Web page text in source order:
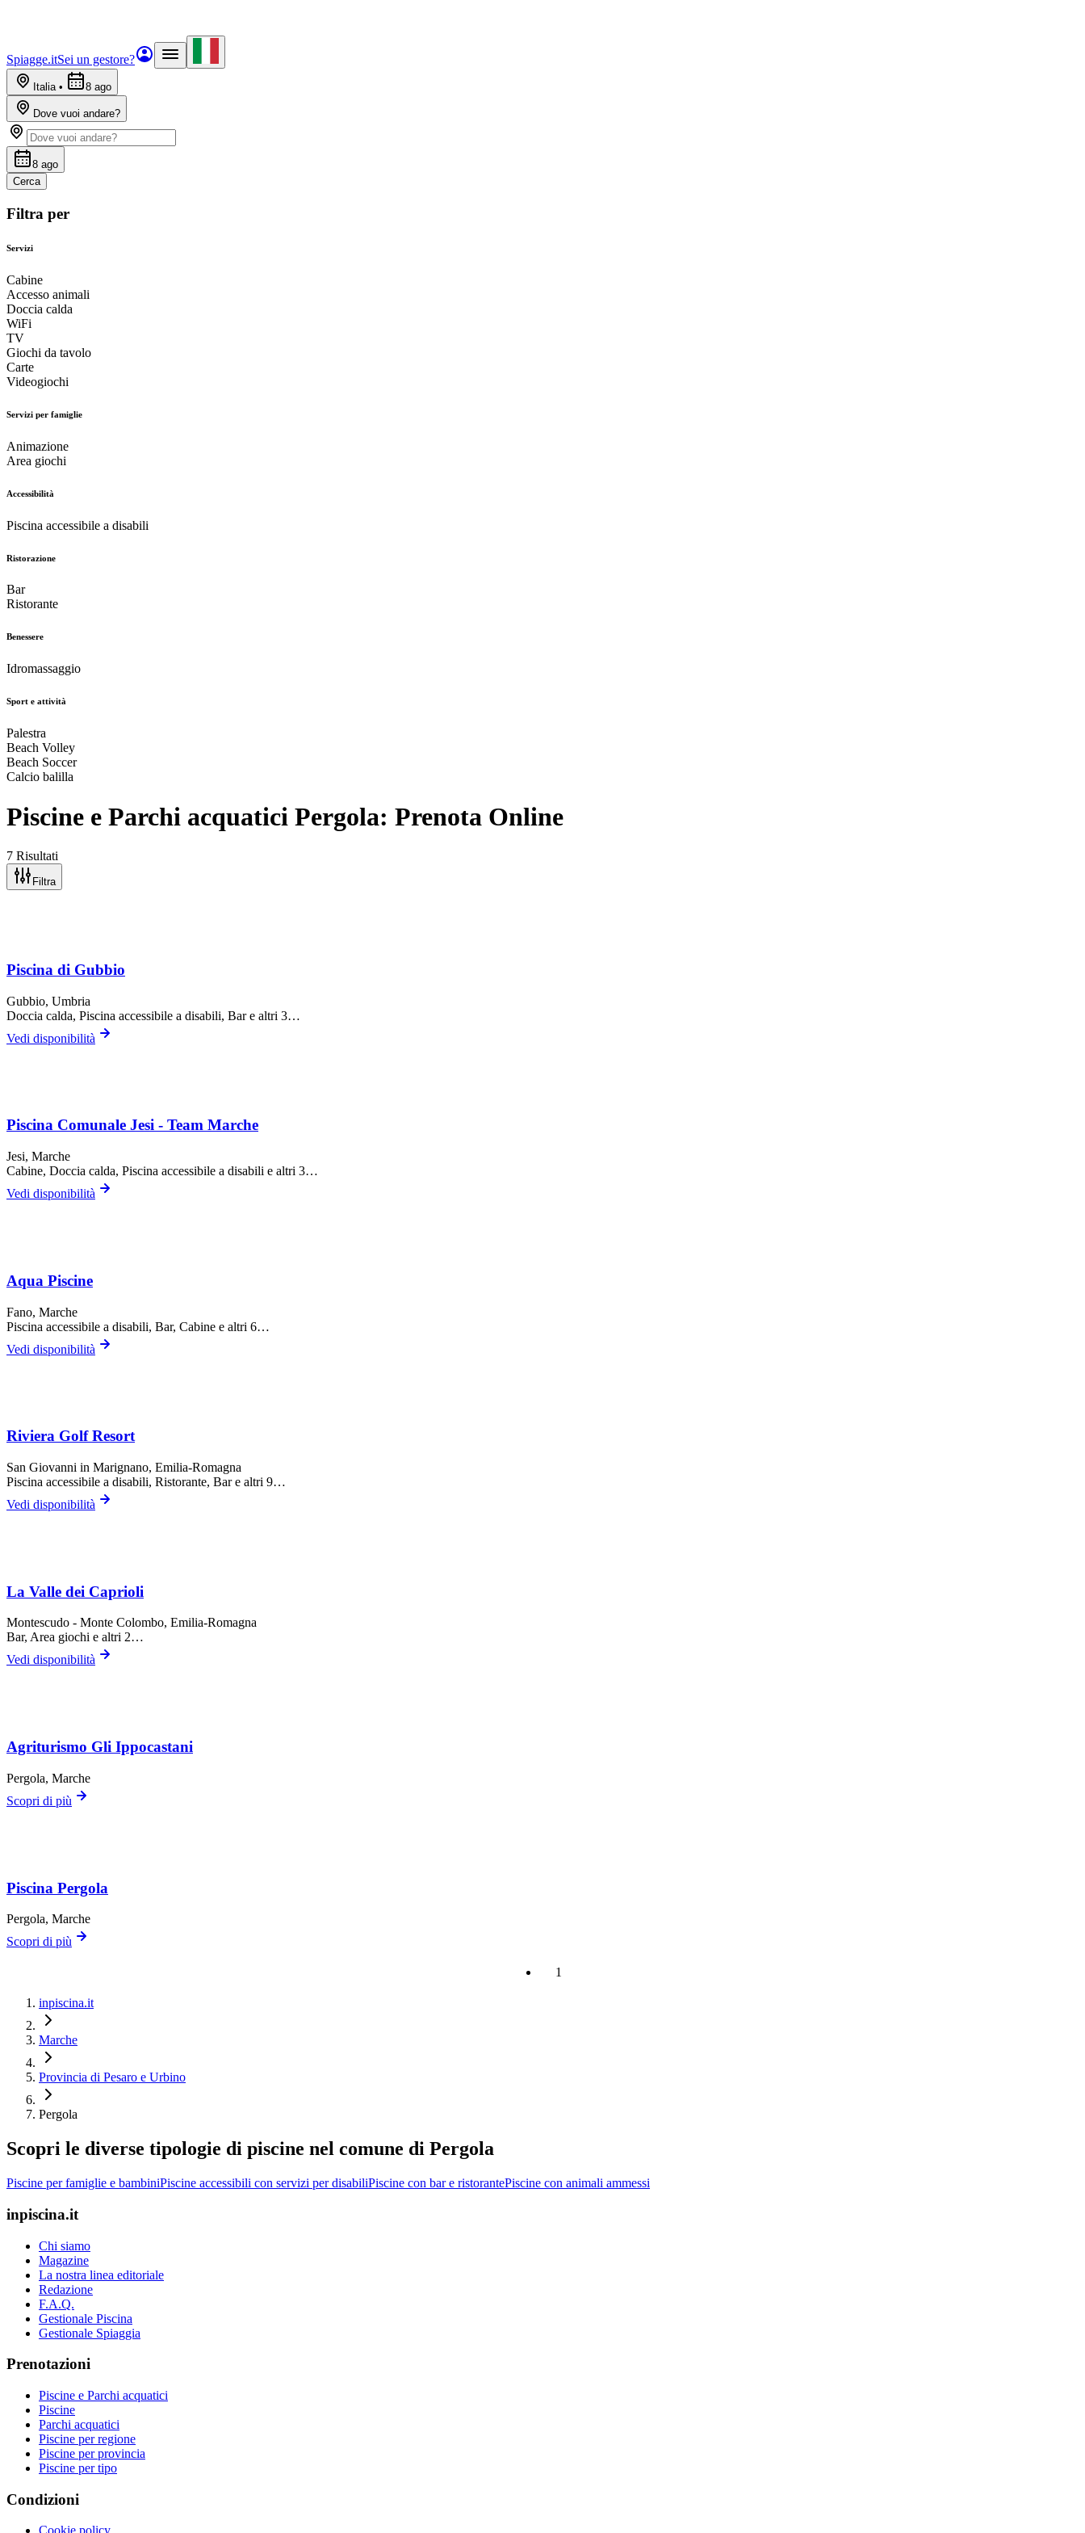
Spiagge.itSei un gestore?
Italia• 8 ago
Dove vuoi andare?
8 ago
Cerca
Filtra per
Servizi
Cabine
Accesso animali
Doccia calda
WiFi
TV
Giochi da tavolo
Carte
Videogiochi
Servizi per famiglie
Animazione
Area giochi
Accessibilità
Piscina accessibile a disabili
Ristorazione
Bar
Ristorante
Benessere
Idromassaggio
Sport e attività
Palestra
Beach Volley
Beach Soccer
Calcio balilla
Piscine e Parchi acquatici Pergola: Prenota Online
7 Risultati
Filtra
Piscina di Gubbio
Gubbio, Umbria
Doccia calda, Piscina accessibile a disabili, Bare altri 3…
Vedi disponibilità
Piscina Comunale Jesi - Team Marche
Jesi, Marche
Cabine, Doccia calda, Piscina accessibile a disabili e altri 3…
Vedi disponibilità
Aqua Piscine
Fano, Marche
Piscina accessibile a disabili, Bar, Cabine e altri 6…
Vedi disponibilità
Riviera Golf Resort
San Giovanni in Marignano, Emilia-Romagna
Piscina accessibile a disabili, Ristorante, Bare altri 9…
Vedi disponibilità
La Valle dei Caprioli
Montescudo - Monte Colombo, Emilia-Romagna
Bar, Area giochi e altri 2…
Vedi disponibilità
Agriturismo Gli Ippocastani
Pergola, Marche
Scopri di più
Piscina Pergola
Pergola, Marche
Scopri di più
1
inpiscina.it
Marche
Provincia di Pesaro e Urbino
Pergola
Scopri le diverse tipologie di piscine nel comune di Pergola
Piscine per famiglie e bambiniPiscine accessibili con servizi per disabiliPiscine con bar e ristorantePiscine con animali ammessi
inpiscina.it
Chi siamo
Magazine
La nostra linea editoriale
Redazione
F.A.Q.
Gestionale Piscina
Gestionale Spiaggia
Prenotazioni
Piscine e Parchi acquatici
Piscine
Parchi acquatici
Piscine per regione
Piscine per provincia
Piscine per tipo
Condizioni